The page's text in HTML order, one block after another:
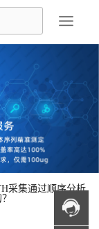
采集通过顺序分析